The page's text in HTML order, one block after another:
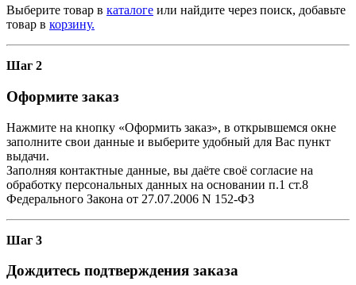
Выберите товар в каталоге или найдите через поиск, добавьте
товар в корзину.
Шаг 2
Оформите заказ
Нажмите на кнопку «Оформить заказ», в открывшемся окне
заполните свои данные и выберите удобный для Вас пункт
выдачи.
Заполняя контактные данные, вы даёте своё согласие на
обработку персональных данных на основании п.1 ст.8
Федерального Закона от 27.07.2006 N 152-ФЗ
Шаг 3
Дождитесь подтверждения заказа